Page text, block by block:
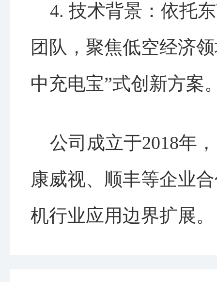
4. 技术背景：依托
团队，聚焦低空经济
中充电宝”式创新方案
公司成立于2018年
康威视、顺丰等企业
机行业应用边界扩展。